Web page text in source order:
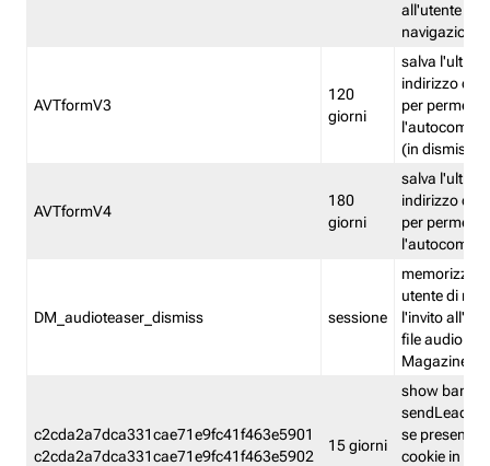
all'utente
navigazione
AVTformV3
120
giorni
salva l'ultimo
indirizzo di
per
(in
AVTformV4
180
giorni
salva l'ultimo
indirizzo di
per
DM_audioteaser_dismiss sessione
memorizza
utente di
l'invito
file audio del
Magazine
c2cda2a7dca331cae71e9fc41f463e5901
c2cda2a7dca331cae71e9fc41f463e5902
15 giorni
show banner
sendLead
se presenti
cookie in un